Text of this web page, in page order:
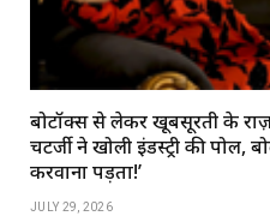
बोटॉक्स से लेकर खूबसूरती के
चटर्जी ने खोली इंडस्ट्री की पोल,
करवाना पड़ता!’
JULY 29, 2026